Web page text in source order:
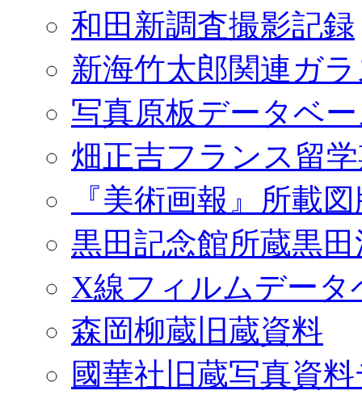
和田新調査撮影記録
新海竹太郎関連ガ
写真原板データベ
畑正吉フランス留
『美術画報』所載
黒田記念館所蔵黒
X線フィルムデータ
森岡柳蔵旧蔵資料
國華社旧蔵写真資